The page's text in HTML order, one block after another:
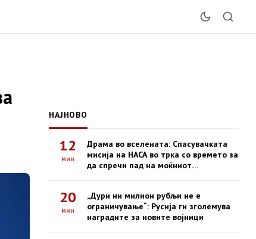
НАЈНОВО
12
мин
Драма во вселената: Спасувачката
мисија на НАСА во трка со времето за
да спречи пад на моќниот
20
мин
„Дури ни милион рубљи не е
ограничување“: Русија ги зголемува
наградите за новите војници